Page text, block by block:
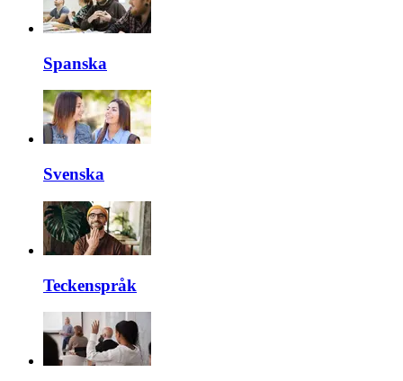
Spanska
Svenska
Teckenspråk